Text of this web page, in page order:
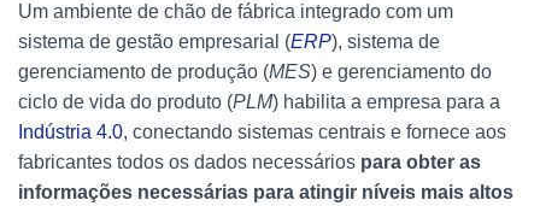
Um ambiente de chão de fábrica integrado com um
sistema de gestão empresarial (ERP), sistema de
gerenciamento de produção (MES) e gerenciamento do
ciclo de vida do produto (PLM) habilita a empresa para a
Indústria 4.0, conectando sistemas centrais e fornece aos
fabricantes todos os dados necessários para obter as
informações necessárias para atingir níveis mais altos